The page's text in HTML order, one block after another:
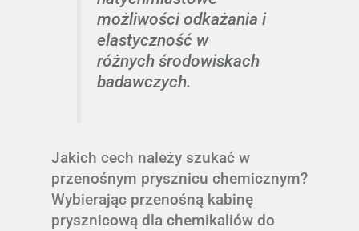
możliwości odkażania i
elastyczność w
różnych środowiskach
badawczych.
Jakich cech należy szukać w
przenośnym prysznicu chemicznym?
Wybierając przenośną kabinę
prysznicową dla chemikaliów do